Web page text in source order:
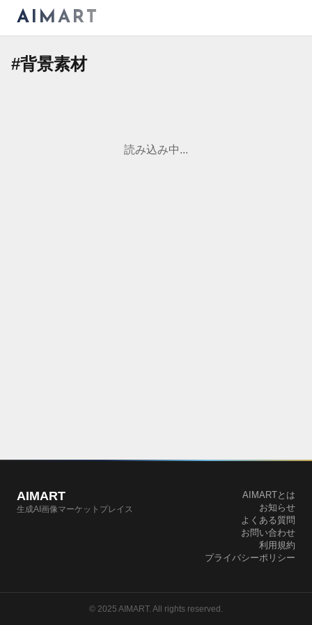
AIMART
#背景素材
読み込み中...
AIMART
生成AI画像マーケットプレイス
AIMARTとは
お知らせ
よくある質問
お問い合わせ
利用規約
プライバシーポリシー
© 2025 AIMART. All rights reserved.